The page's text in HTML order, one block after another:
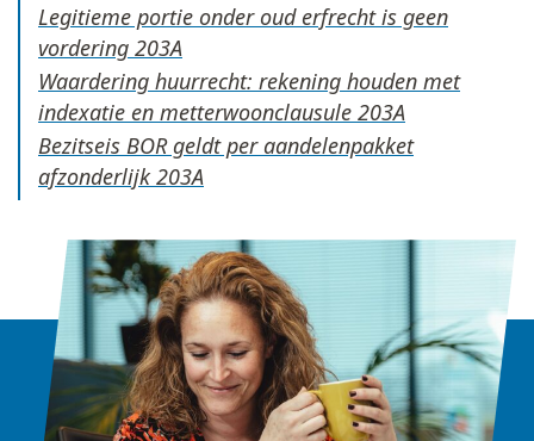
Legitieme portie onder oud erfrecht is geen
vordering
Waardering huurrecht: rekening houden met
indexatie en metterwoonclausule
Bezitseis BOR geldt per aandelenpakket
afzonderlijk